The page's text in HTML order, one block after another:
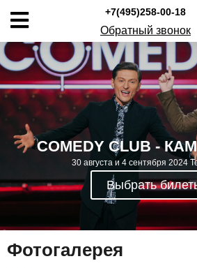
+7(495)258-00-18
Обратный звонок
COMEDY CLUB -
30 августа и 4 сентября 2024
Выбрать
Фотогалерея